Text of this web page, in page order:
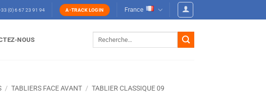
(0) 6 67 23 91 94 A-TRACK LOGIN France
NOUS
Recherche
/ TABLIERS FACE AVANT / TABLIER CLASSIQUE 09